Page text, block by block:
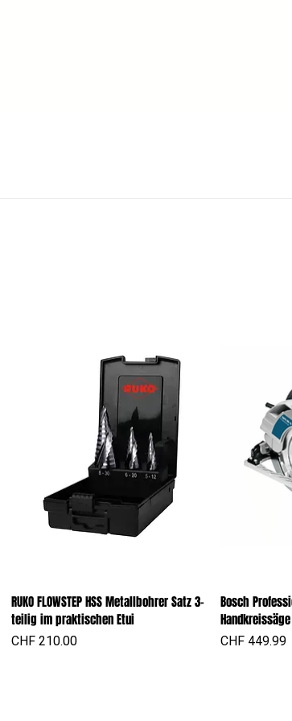
Schnellansicht
RUKO FLOWSTEP HSS Metallbohrer Satz 3-
teilig im praktischen Etui
Preis
CHF 210.00
Bosch
Preis
CHF 449.99